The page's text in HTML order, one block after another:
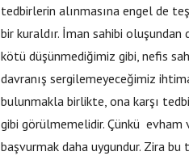
tedbirlerin alınmasına engel de
bir kuraldır. İman sahibi
kötü düşünmediğimiz gibi, nefis
davranış sergilemeyeceğimiz
bulunmakla birlikte, ona karşı
gibi görülmemelidir. Çünkü evham
başvurmak daha uygundur. Zira